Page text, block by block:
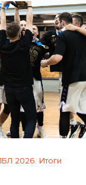
2026. Итоги